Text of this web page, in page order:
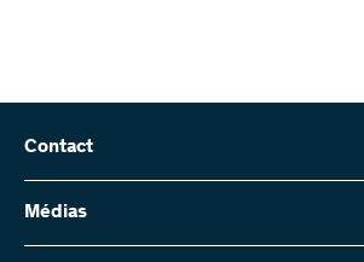
Contact
Fonds national suisse (FNS)
Wildhainweg 3
Médias
Service de presse